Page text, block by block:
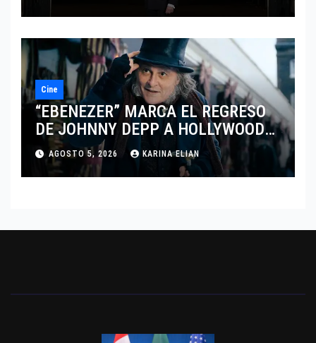
DEL DRAMATISMO
Cine
“EBENEZER” MARCA EL REGRESO
DE JOHNNY DEPP A HOLLYWOOD
TRAS SU PASO POR EL CINE
INDEPENDIENTE EUROPEO
AGOSTO 5, 2026 KARINA ELIAN